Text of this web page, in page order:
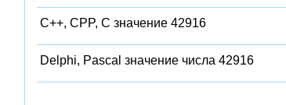
C++, CPP, C значение 42916
Delphi, Pascal значение числа 42916